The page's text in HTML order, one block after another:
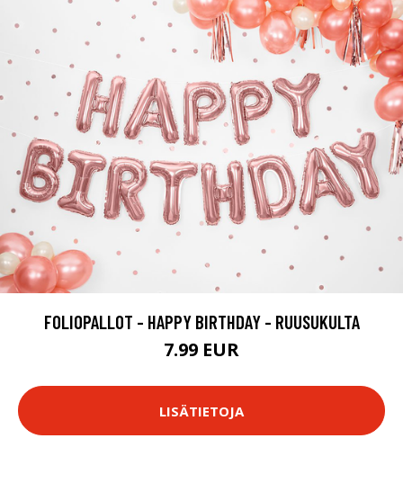
FOLIOPALLOT - HAPPY BIRTHDAY - RUUSUKULTA
7.99 EUR
LISÄTIETOJA